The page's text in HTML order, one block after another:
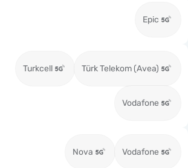
Epic
Turkcell Türk Telekom (Avea)
Vodafone
Nova Vodafone